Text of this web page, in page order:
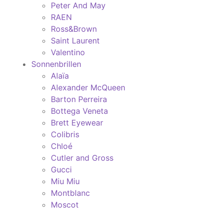
Peter And May
RAEN
Ross&Brown
Saint Laurent
Valentino
Sonnenbrillen
Alaïa
Alexander McQueen
Barton Perreira
Bottega Veneta
Brett Eyewear
Colibris
Chloé
Cutler and Gross
Gucci
Miu Miu
Montblanc
Moscot